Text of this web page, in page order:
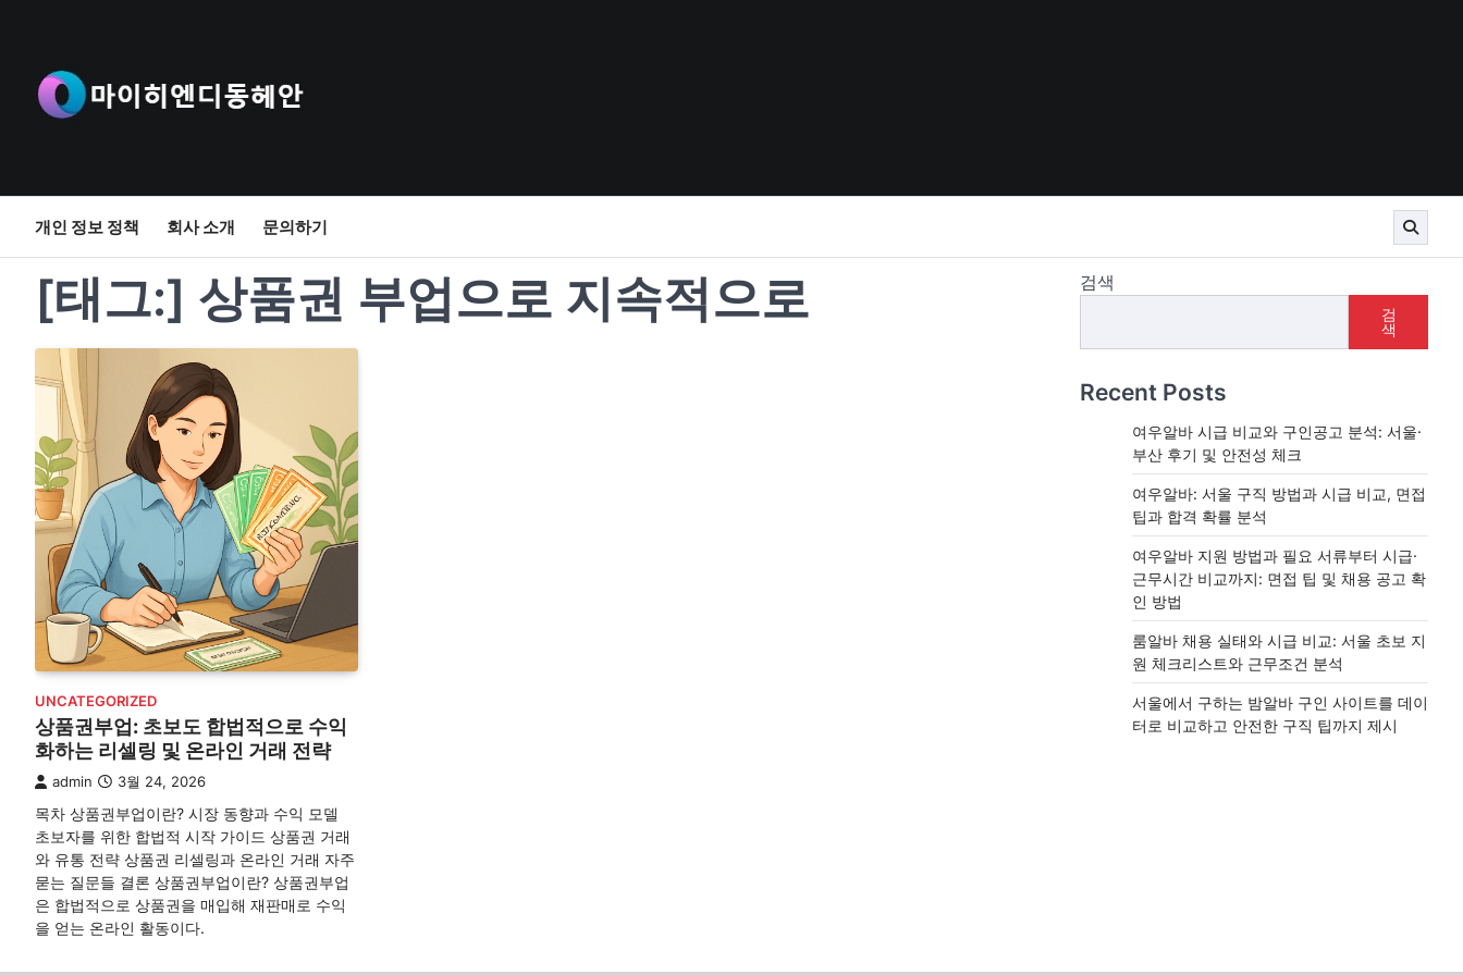
content
개인 정보 정책 회사 소개 문의하기
[태그:] 상품권 부업으로 지속적으로
UNCATEGORIZED
상품권부업: 초보도 합법적으로 수익
화하는 리셀링 및 온라인 거래 전략
admin 3월 24, 2026
목차 상품권부업이란? 시장 동향과 수익 모델
초보자를 위한 합법적 시작 가이드 상품권 거래
와 유통 전략 상품권 리셀링과 온라인 거래 자주
묻는 질문들 결론 상품권부업이란? 상품권부업
은 합법적으로 상품권을 매입해 재판매로 수익
을 얻는 온라인 활동이다.
검색
검
색
Recent Posts
여우알바 시급 비교와 구인공고 분석: 서울·
부산 후기 및 안전성 체크
여우알바: 서울 구직 방법과 시급 비교, 면접
팁과 합격 확률 분석
여우알바 지원 방법과 필요 서류부터 시급·
근무시간 비교까지: 면접 팁 및 채용 공고 확
인 방법
룸알바 채용 실태와 시급 비교: 서울 초보 지
원 체크리스트와 근무조건 분석
서울에서 구하는 밤알바 구인 사이트를 데이
터로 비교하고 안전한 구직 팁까지 제시